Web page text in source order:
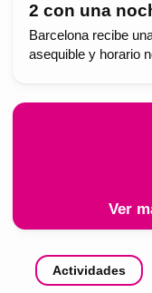
2 con una
Barcelona recibe
asequible y horario
Ver
Actividades